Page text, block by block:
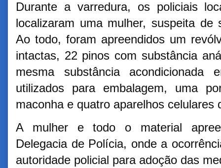
Durante a varredura, os policiais
localizaram uma mulher, suspeita
Ao todo, foram apreendidos um
intactas, 22 pinos com substância
mesma substância
utilizados para embalagem, uma
maconha e quatro aparelhos celulares
A mulher e todo o material
Delegacia de Polícia, onde a
autoridade policial para adoção das